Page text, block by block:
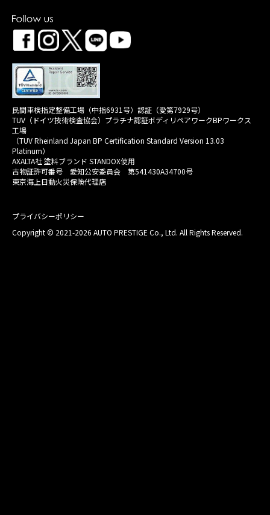
民間車検指定整備工場（中指6931号）認証（愛第7929号）
TUV（ドイツ技術検査協会）プラチナ認証ボディリペアワークBPワークス
工場
（TUV Rheinland Japan BP Certification Standard Version 13.03
Platinum）
AXALTA社 塗料ブランド STANDOX使用
古物証許可番号 愛知公安委員会 第541430A34700号
東京海上日動火災保険代理店
プライバシーポリシー
Copyright © 2021-2026 AUTO PRESTIGE Co., Ltd. All Rights Reserved.